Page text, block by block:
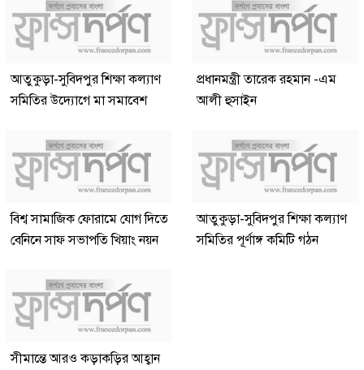
আতুকুড়া-সুবিদপুর শিক্ষা কল্যাণ
সমিতির উদ্যোগে মা সমাবেশ
প্রধানমন্ত্রী তারেক রহমান -এম
আলী হুসাইন
বিশ্ব সামাজিক ফোরামে যোগ দিতে
বেনিনে সাফ সভাপতি খিয়াং নয়ন
আতুকুড়া-সুবিদপুর শিক্ষা কল্যাণ
সমিতির পূর্ণাঙ্গ কমিটি গঠন
সীমান্তে আরও কড়াকড়ির আহ্বান